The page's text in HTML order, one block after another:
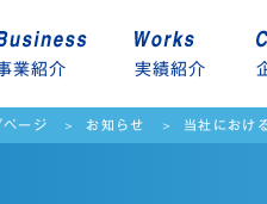
業紹介 実績紹介
ページ お知らせ 当社におけ